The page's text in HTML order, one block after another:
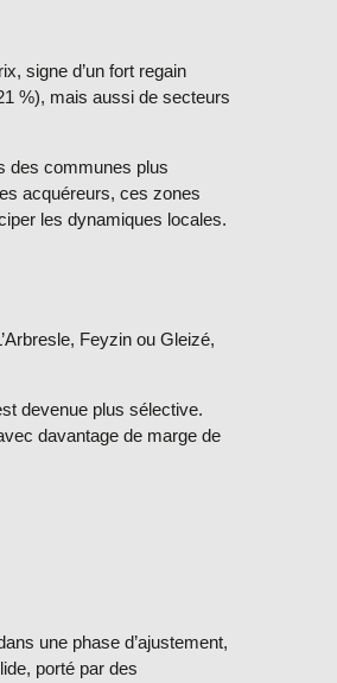
signe d’un fort regain
%), mais aussi de secteurs
des communes plus
acquéreurs, ces zones
les dynamiques locales.
Feyzin ou Gleizé,
devenue plus sélective.
davantage de marge de
une phase d’ajustement,
porté par des